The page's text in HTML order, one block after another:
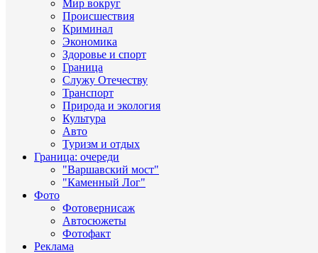
Мир вокруг
Происшествия
Криминал
Экономика
Здоровье и спорт
Граница
Служу Отечеству
Транспорт
Природа и экология
Культура
Авто
Туризм и отдых
Граница: очереди
"Варшавский мост"
"Каменный Лог"
Фото
Фотовернисаж
Автосюжеты
Фотофакт
Реклама